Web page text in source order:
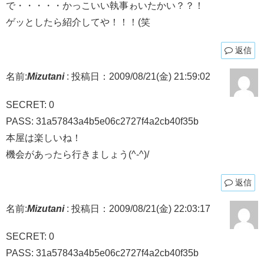
で・・・・・かっこいい執事ゎいたかい？？！
ゲッとしたら紹介してや！！！(笑
返信
名前:Mizutani: 投稿日：2009/08/21(金) 21:59:02
SECRET: 0
PASS: 31a57843a4b5e06c2727f4a2cb40f35b
本屋は楽しいね！
機会があったら行きましょう(^-^)/
返信
名前:Mizutani: 投稿日：2009/08/21(金) 22:03:17
SECRET: 0
PASS: 31a57843a4b5e06c2727f4a2cb40f35b